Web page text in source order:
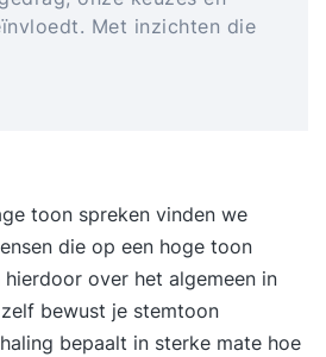
Met inzichten die
toon spreken vinden we
die op een hoge toon
hierdoor over het algemeen in
bewust je stemtoon
bepaalt in sterke mate hoe